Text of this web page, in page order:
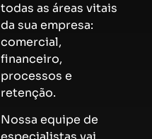
todas as áreas vitais
da sua empresa:
comercial,
financeiro,
processos e
retenção.
Nossa equipe de